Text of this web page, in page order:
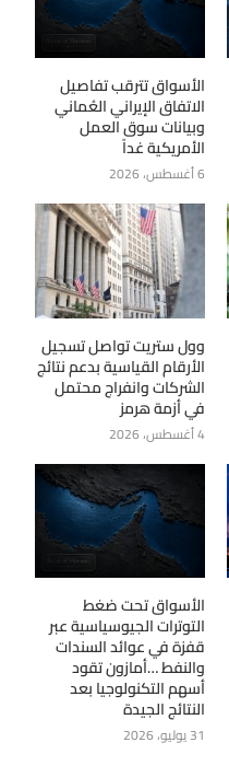
الأسواق تترقب تفاصيل
الاتفاق الإيراني العُماني
وبيانات سوق العمل
الأمريكية غداً
6 أغسطس، 2026
وول ستريت تواصل تسجيل
الأرقام القياسية بدعم نتائج
الشركات وانفراج محتمل
في أزمة هرمز
4 أغسطس، 2026
الأسواق تحت ضغط
التوترات الجيوسياسية عبر
قفزة في عوائد السندات
والنفط …أمازون تقود
أسهم التكنولوجيا بعد
النتائج الجيدة
31 يوليو، 2026